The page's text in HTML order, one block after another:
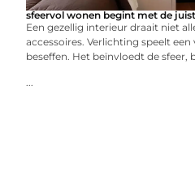
sfeervol wonen begint met de
Een gezellig interieur draait niet
accessoires. Verlichting speelt
beseffen. Het beïnvloedt de sfeer,
...